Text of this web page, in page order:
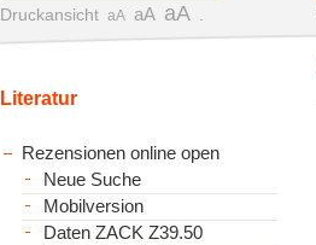
Druckansicht aA aA aA
Literatur
Rezensionen online open
Neue Suche
Mobilversion
Daten ZACK Z39.50